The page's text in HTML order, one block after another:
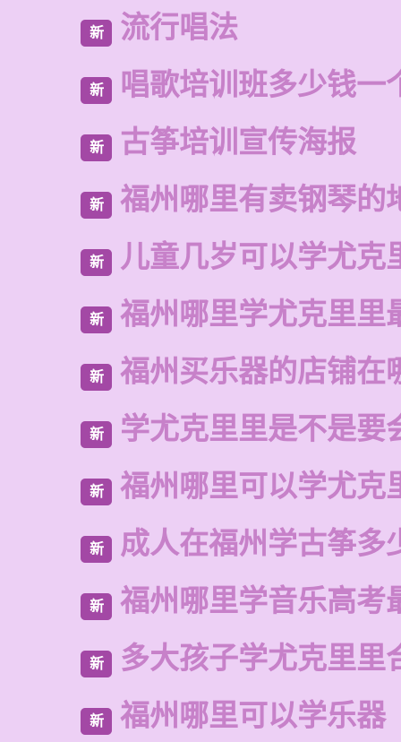
新 流行唱法
新 唱歌培训班多少钱一
新 古筝培训宣传海报
新 福州哪里有卖钢琴的
新 儿童几岁可以学尤克
新 福州哪里学尤克里里
新 福州买乐器的店铺在
新 学尤克里里是不是要
新 福州哪里可以学尤克
新 成人在福州学古筝多
新 福州哪里学音乐高考
新 多大孩子学尤克里里
新 福州哪里可以学乐器